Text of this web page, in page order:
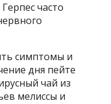
часто
симптомы и
дня пейте
чай из
мелиссы и